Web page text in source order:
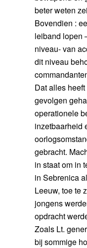
beter weten
Bovendien :
leiband lopen
niveau- van
dit niveau
Dat alles
gevolgen
operationele
inzetbaarheid
gebracht.
in staat om in
in Sebrenica
Leeuw, toe te
jongens
opdracht
Zoals Lt.
bij sommige